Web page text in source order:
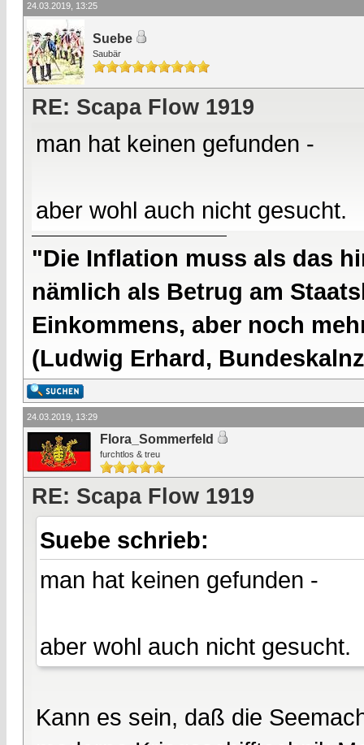
24.03.2019, 13:25
Suebe
Saubär
RE: Scapa Flow 1919
man hat keinen gefunden -
aber wohl auch nicht gesucht.
"Die Inflation muss als das
nämlich als Betrug am
Einkommens, aber noch
(Ludwig Erhard,
24.03.2019, 13:29
Flora_Sommerfeld
furchtlos & treu
RE: Scapa Flow 1919
Suebe schrieb:
man hat keinen gefunden -
aber wohl auch nicht gesucht.
Kann es sein, daß die